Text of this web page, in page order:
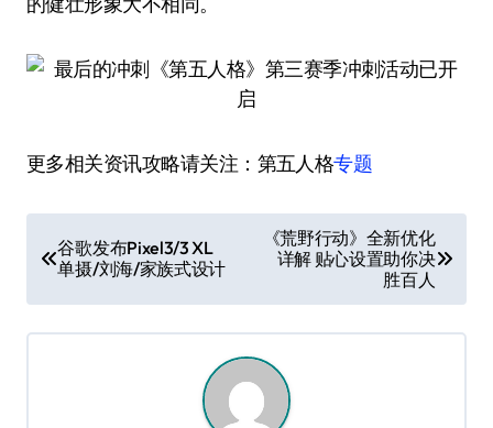
更多相关资讯攻略请关注：第五人格专题
章
导
航
谷歌发布Pixel3/3 XL
单摄/刘海/家族式设计
《荒野行动》全新优化
详解 贴心设置助你决
胜百人